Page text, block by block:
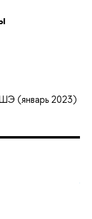
(январь 2023)